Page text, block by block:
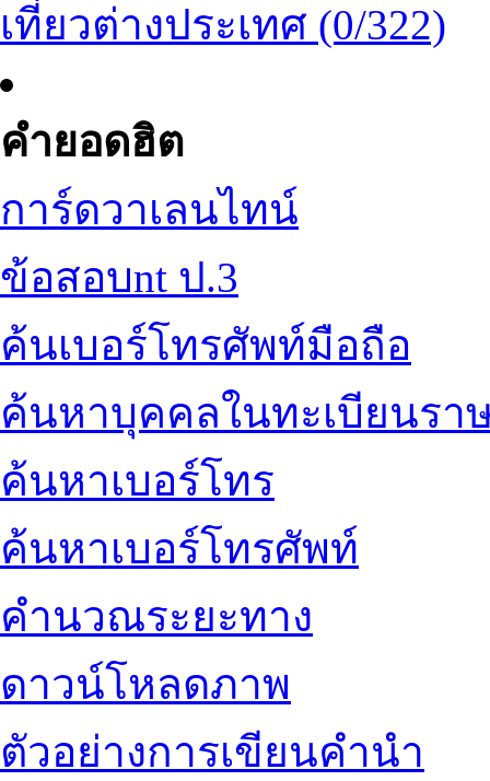
เที่ยวต่างประเทศ (0/322)
คำยอดฮิต
การ์ดวาเลนไทน์
ข้อสอบnt ป.3
ค้นเบอร์โทรศัพท์มือถือ
ค้นหาบุคคลในทะเบียนรา
ค้นหาเบอร์โทร
ค้นหาเบอร์โทรศัพท์
คำนวณระยะทาง
ดาวน์โหลดภาพ
ตัวอย่างการเขียนคำนำ